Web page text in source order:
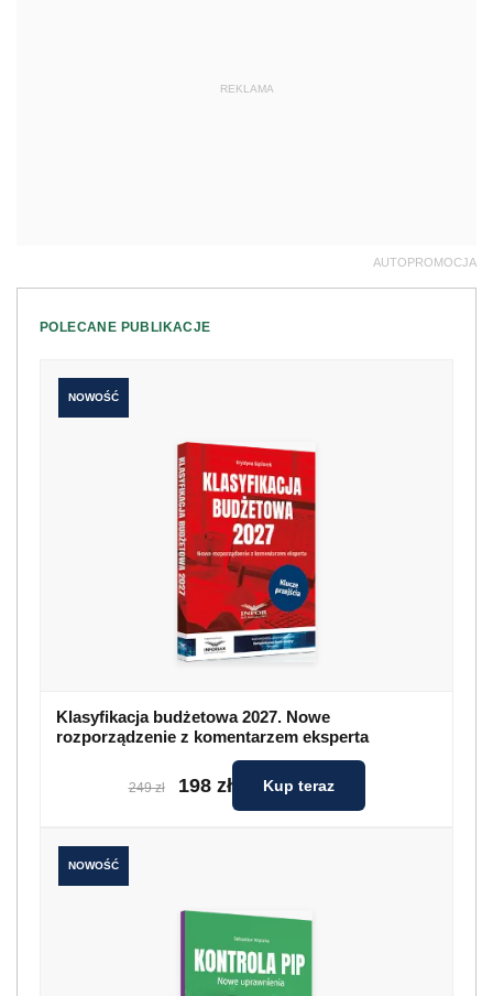
REKLAMA
AUTOPROMOCJA
POLECANE PUBLIKACJE
NOWOŚĆ
Klasyfikacja budżetowa 2027. Nowe
rozporządzenie z komentarzem eksperta
249 zł 198 zł Kup teraz
NOWOŚĆ